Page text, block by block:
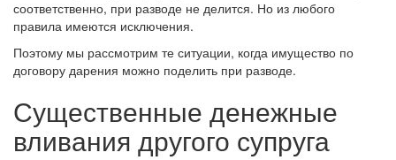
соответственно, при разводе не делится. Но из любого
правила имеются исключения.
Поэтому мы рассмотрим те ситуации, когда имущество по
договору дарения можно поделить при разводе.
Существенные денежные
вливания другого супруга